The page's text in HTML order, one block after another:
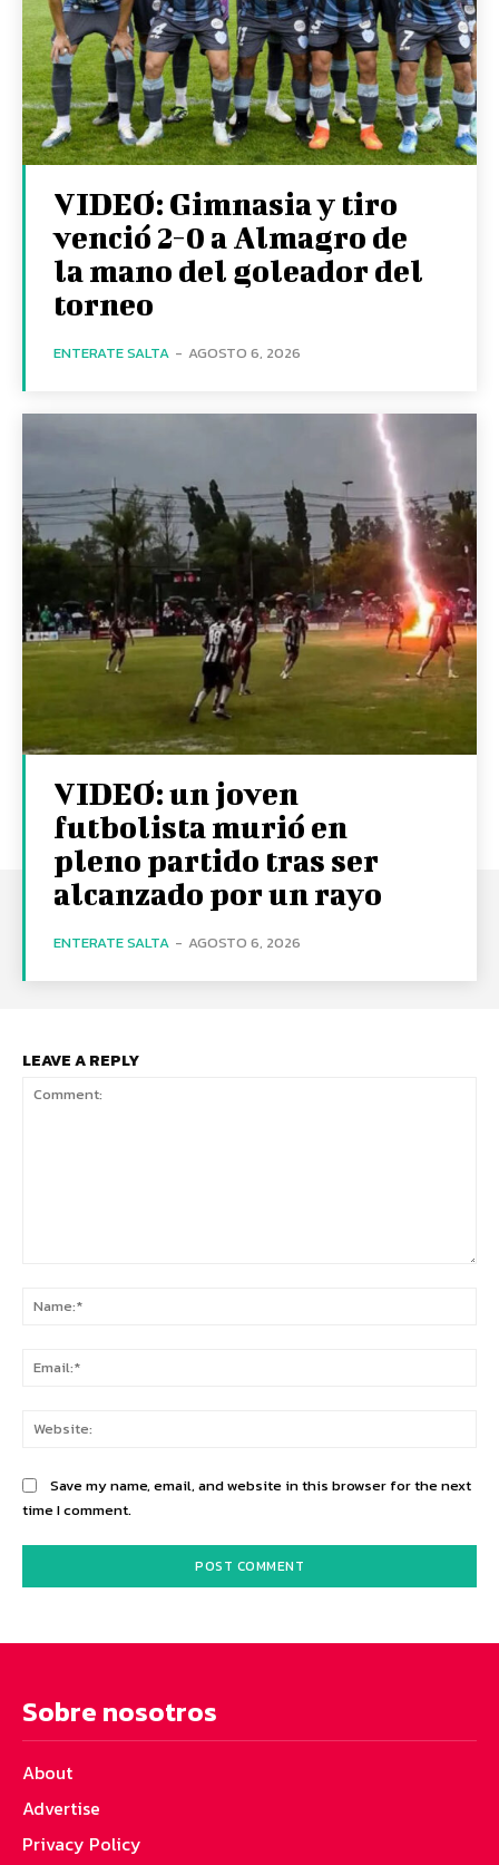
VIDEO: Gimnasia y tiro
venció 2-0 a Almagro de
la mano del goleador del
torneo
ENTERATE SALTA - AGOSTO 6, 2026
VIDEO: un joven
futbolista murió en
pleno partido tras ser
alcanzado por un rayo
ENTERATE SALTA - AGOSTO 6, 2026
LEAVE A REPLY
Save my name, email, and website in this browser for the next
time I comment.
Sobre nosotros
About
Advertise
Privacy Policy